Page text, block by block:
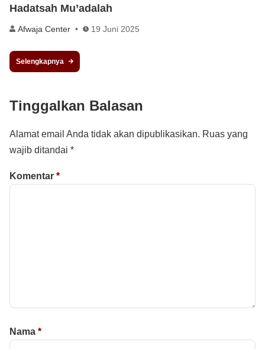
Hadatsah Mu’adalah
Afwaja Center 19 Juni 2025
Selengkapnya
Tinggalkan Balasan
Alamat email Anda tidak akan dipublikasikan. Ruas yang
wajib ditandai *
Komentar *
Nama *